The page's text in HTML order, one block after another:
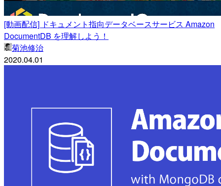
[動画配信] ドキュメント指向データベースサービス Amazon
DocumentDB を理解しよう！
菊池修治
2020.04.01